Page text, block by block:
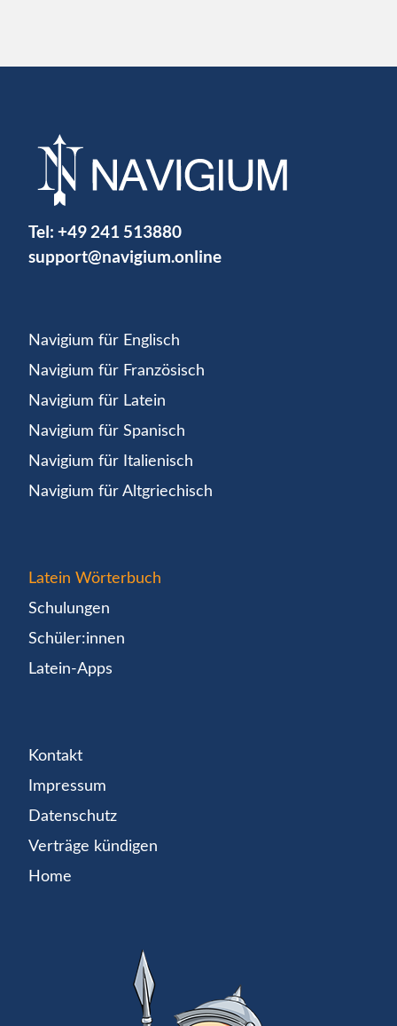
Tel: +49 241 513880
support@navigium.online
Navigium für Englisch
Navigium für Französisch
Navigium für Latein
Navigium für Spanisch
Navigium für Italienisch
Navigium für Altgriechisch
Latein Wörterbuch
Schulungen
Schüler:innen
Latein-Apps
Kontakt
Impressum
Datenschutz
Verträge kündigen
Home